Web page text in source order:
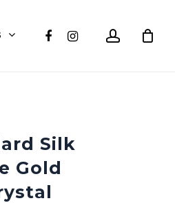
facebook
instagramaccount
Close
Cart
Silk
Gold